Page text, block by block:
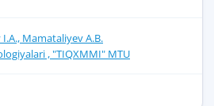
Mamataliyev A.B.
, "TIQXMMI" MTU